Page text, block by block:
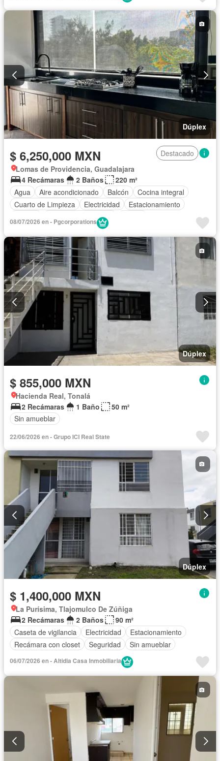
Dúplex
$ 6,250,000 MXN
Destacado
Lomas de Providencia, Guadalajara
4 Recámaras
2 Baños
220 m²
Agua
Aire acondicionado Balcón
Cocina integral
Cuarto de Limpieza
Electricidad
Estacionamiento
Recámara con closet
Televisión por cable
Terraza
Completamente amueblado
08/07/2026 en - Pgcorporations
Dúplex
$ 855,000 MXN
Hacienda Real, Tonalá
2 Recámaras
1 Baño
50 m²
Sin amueblar
22/06/2026 en - Grupo ICI Real State
Dúplex
$ 1,400,000 MXN
La Purísima, Tlajomulco De Zúñiga
2 Recámaras
2 Baños
90 m²
Caseta de vigilancia
Electricidad
Estacionamiento
Recámara con closet
Seguridad Sin amueblar
06/07/2026 en - Altidia Casa Inmobiliaria